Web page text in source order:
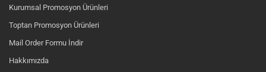
Kurumsal Promosyon Ürünleri
Toptan Promosyon Ürünleri
Mail Order Formu İndir
Hakkımızda